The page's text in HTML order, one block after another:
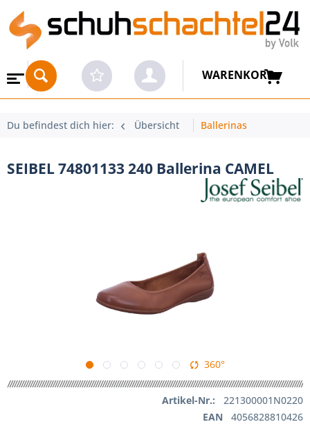
WARENKORB
Du befindest dich hier: Übersicht Ballerinas
SEIBEL 74801133 240 Ballerina CAMEL
360°
Artikel-Nr.:
221300001N0220
EAN
4056828810426